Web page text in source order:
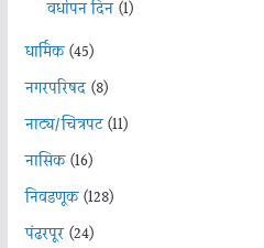
वर्धापन दिन(1)
धार्मिक(45)
नगरपरिषद(8)
नाट्य/चित्रपट(11)
नासिक(16)
निवडणूक(128)
पंढरपूर(24)